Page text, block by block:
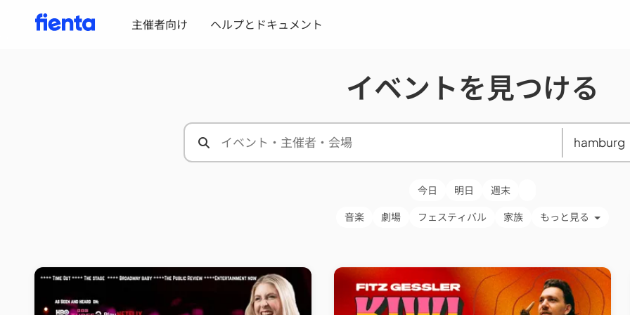
主催者向け ヘルプとドキュメント
イベントを見つける
今日 明日 週末
音楽 劇場 フェスティバル 家族 もっと見る